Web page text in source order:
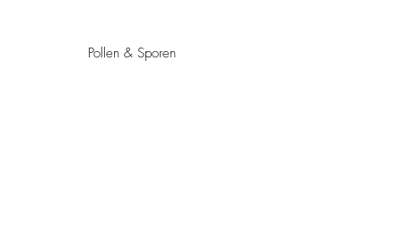
Pollen & Sporen